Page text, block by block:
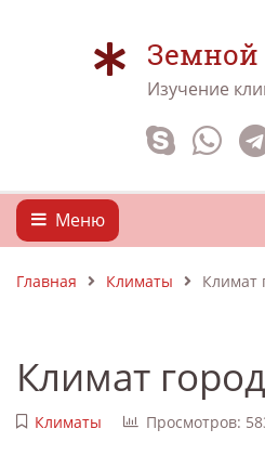
Изучение
Меню
Главная Климаты Климат
Климат
Климаты Просмотров: